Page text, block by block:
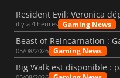
il y a 4 heures Gaming News
05/08/2026 Gaming News